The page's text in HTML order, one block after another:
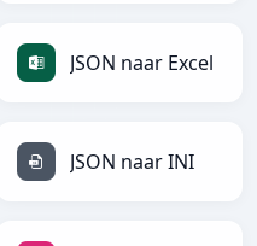
JSON naar Excel
JSON naar INI